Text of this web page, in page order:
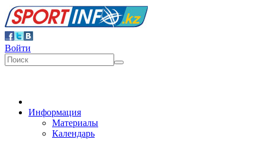
Войти
Информация
Материалы
Календарь